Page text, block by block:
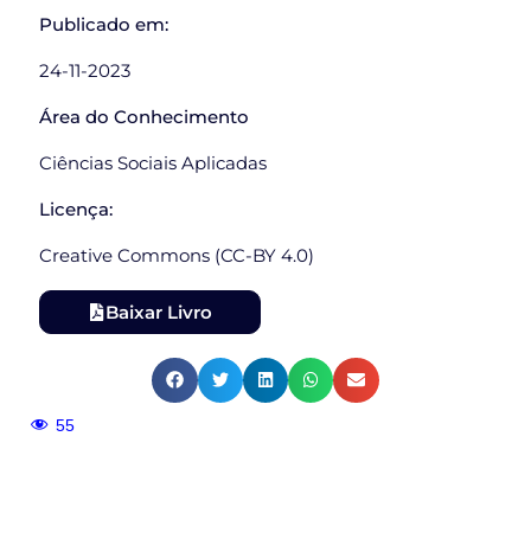
Publicado em:
24-11-2023
Área do Conhecimento
Ciências Sociais Aplicadas
Licença:
Creative Commons (CC-BY 4.0)
Baixar Livro
55